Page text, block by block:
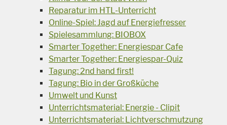
Reparatur im HTL-Unterricht
Online-Spiel: Jagd auf Energiefresser
Spielesammlung: BIOBOX
Smarter Together: Energiespar Cafe
Smarter Together: Energiespar-Quiz
Tagung: 2nd hand first!
Tagung: Bio in der Großküche
Umwelt und Kunst
Unterrichtsmaterial: Energie - Clipit
Unterrichtsmaterial: Lichtverschmutzung